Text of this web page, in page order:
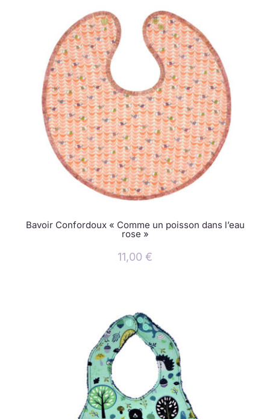
Bavoir Confordoux « Comme un poisson dans l’eau
rose »
11,00 €